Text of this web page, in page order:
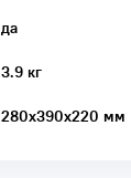
да
3.9 кг
280х390х220 мм